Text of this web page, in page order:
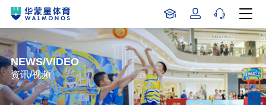
NEWS/VIDEO
资讯/视频